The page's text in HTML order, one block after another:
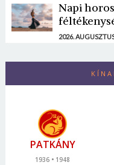
Napi
2026.
PATKÁNY
1936
1948